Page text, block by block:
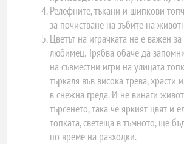
Релефните, тъкани и шипкови
за почистване на зъбите на
Цветът на играчката не е важен
любимец. Трябва обаче да
на съвместни игри на улицата
търкаля във висока трева, храсти
в снежна греда. И не винаги
търсенето, така че яркият цвят и
топката, светеща в тъмното, ще
по време на разходки.